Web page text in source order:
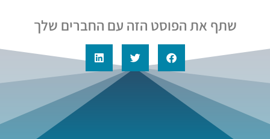
שתף את הפוסט הזה עם החברים שלך